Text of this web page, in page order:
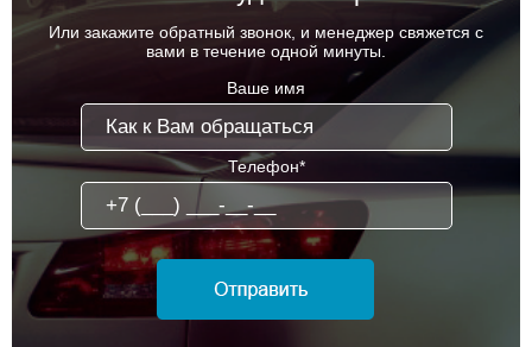
Или закажите обратный звонок, и менеджер свяжется с
вами в течение одной минуты.
Ваше имя
Телефон*